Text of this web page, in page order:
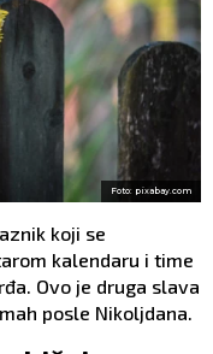
Foto: pixabay.com
koji se
kalendaru i time
Ovo je druga slava
posle Nikoljdana.